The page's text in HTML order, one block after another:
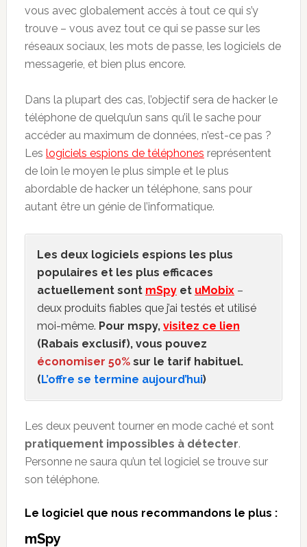
vous avec globalement accès à tout ce qui s’y
trouve – vous avez tout ce qui se passe sur les
réseaux sociaux, les mots de passe, les logiciels de
messagerie, et bien plus encore.
Dans la plupart des cas, l’objectif sera de hacker le
téléphone de quelqu’un sans qu’il le sache pour
accéder au maximum de données, n’est-ce pas ?
Les logiciels espions de téléphones représentent
de loin le moyen le plus simple et le plus
abordable de hacker un téléphone, sans pour
autant être un génie de l’informatique.
Les deux logiciels espions les plus
populaires et les plus efficaces
actuellement sont mSpyet uMobix –
deux produits fiables que j’ai testés et utilisé
moi-même. Pour mspy, visitez ce lien
(Rabais exclusif), vous pouvez
économiser 50%sur le tarif habituel.
(L’offre se termine aujourd’hui)
Les deux peuvent tourner en mode caché et sont
pratiquement impossibles à détecter.
Personne ne saura qu’un tel logiciel se trouve sur
son téléphone.
Le logiciel que nous recommandons le plus :
mSpy